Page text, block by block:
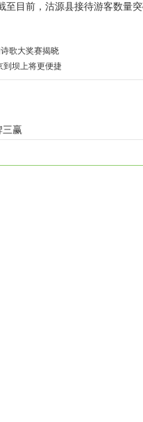
目前，沽源县接待游客数量突
歌大奖赛揭晓
到坝上将更便捷
三赢